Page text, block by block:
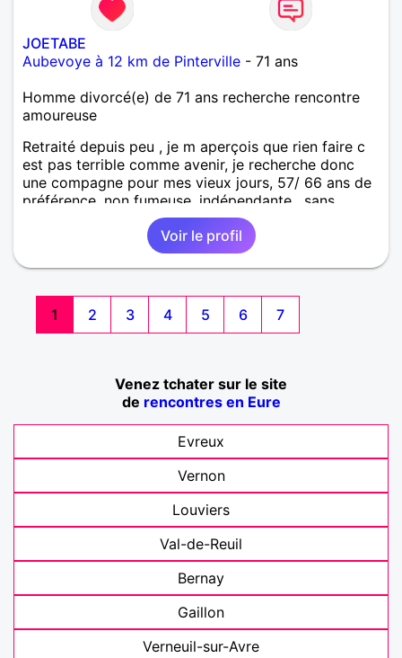
JOETABE
Aubevoye à 12 km de Pinterville - 71 ans
Homme divorcé(e) de 71 ans recherche rencontre
amoureuse
Retraité depuis peu , je m aperçois que rien faire c
est pas terrible comme avenir, je recherche donc
une compagne pour mes vieux jours, 57/ 66 ans de
préférence, non fumeuse, indépendante , sans
enfants à charge, avec beaucoup d humour.
Voir le profil
1 2 3 4 5 6 7
Venez tchater sur le site
de rencontres en Eure
Evreux
Vernon
Louviers
Val-de-Reuil
Bernay
Gaillon
Verneuil-sur-Avre